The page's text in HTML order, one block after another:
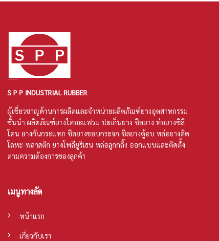
S P P INDUSTRIAL RUBBER
ผู้เชี่ยวชาญด้านการผลิตและจำหน่ายผลิตภัณฑ์ยางอุตสาหกรรม
ชั้นนำ ผลิตภัณฑ์ยางไดอะแฟรม ปะเก็นยาง ซีลยาง ท่อยางซิลิ
โคน ยางกันกระแทก ซีลยางขอบกระจก ซีลยางตู้อบ หล่อยางติด
โลหะ-พลาสติก ยางโพลียูริเธน หล่อลูกกลิ้ง ออกแบบและติดตั้ง
ตามความต้องการของลูกค้า
เมนูทางลัด
หน้าแรก
เกี่ยวกับเรา